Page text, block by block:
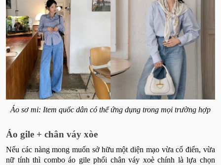
Áo sơ mi: Item quốc dân có thể ứng dụng trong mọi trường hợp
Áo gile + chân váy xòe
Nếu các nàng mong muốn sở hữu một diện mạo vừa cổ điển, vừa
nữ tính thì combo áo gile phối chân váy xoè chính là lựa chọn